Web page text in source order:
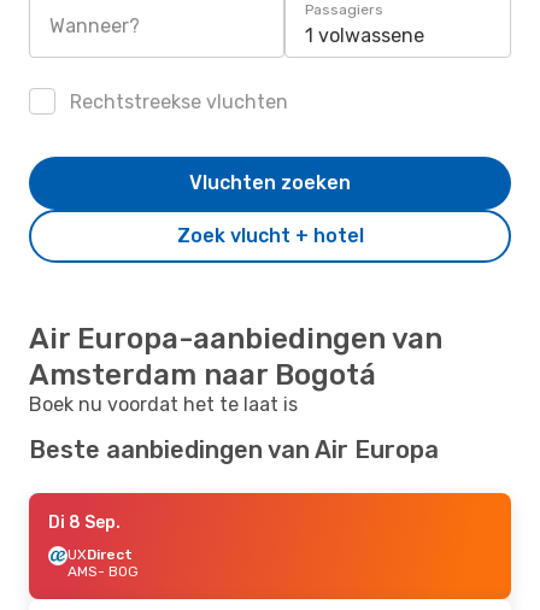
Wanneer?
Passagiers
1 volwassene
Rechtstreekse vluchten
Zoek vlucht + hotel
Vluchten zoeken
Air Europa-aanbiedingen van
Amsterdam naar Bogotá
Boek nu voordat het te laat is
Beste aanbiedingen van Air Europa
Di 8 Sep.
UXDirect
AMS- BOG